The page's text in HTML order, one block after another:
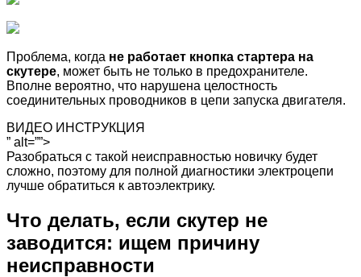
Проблема, когда не работает кнопка стартера на
скутере, может быть не только в предохранителе.
Вполне вероятно, что нарушена целостность
соединительных проводников в цепи запуска двигателя.
ВИДЕО ИНСТРУКЦИЯ
” alt=””>
Разобраться с такой неисправностью новичку будет
сложно, поэтому для полной диагностики электроцепи
лучше обратиться к автоэлектрику.
Что делать, если скутер не
заводится: ищем причину
неисправности